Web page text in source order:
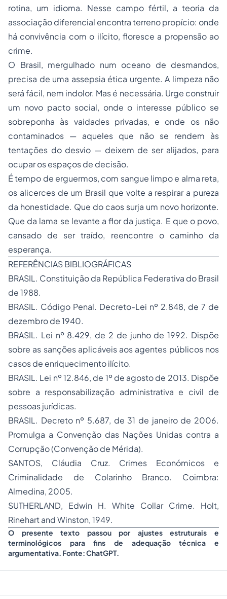
rotina, um idioma. Nesse campo fértil, a teoria da
associação diferencial encontra terreno propício: onde
há convivência com o ilícito, floresce a propensão ao
crime.
O Brasil, mergulhado num oceano de desmandos,
precisa de uma assepsia ética urgente. A limpeza não
será fácil, nem indolor. Mas é necessária. Urge construir
um novo pacto social, onde o interesse público se
sobreponha às vaidades privadas, e onde os não
contaminados — aqueles que não se rendem às
tentações do desvio — deixem de ser alijados, para
ocupar os espaços de decisão.
É tempo de erguermos, com sangue limpo e alma reta,
os alicerces de um Brasil que volte a respirar a pureza
da honestidade. Que do caos surja um novo horizonte.
Que da lama se levante a flor da justiça. E que o povo,
cansado de ser traído, reencontre o caminho da
esperança.
REFERÊNCIAS BIBLIOGRÁFICAS
BRASIL. Constituição da República Federativa do Brasil
de 1988.
BRASIL. Código Penal. Decreto-Lei nº 2.848, de 7 de
dezembro de 1940.
BRASIL. Lei nº 8.429, de 2 de junho de 1992. Dispõe
sobre as sanções aplicáveis aos agentes públicos nos
casos de enriquecimento ilícito.
BRASIL. Lei nº 12.846, de 1º de agosto de 2013. Dispõe
sobre a responsabilização administrativa e civil de
pessoas jurídicas.
BRASIL. Decreto nº 5.687, de 31 de janeiro de 2006.
Promulga a Convenção das Nações Unidas contra a
Corrupção (Convenção de Mérida).
SANTOS, Cláudia Cruz. Crimes Económicos e
Criminalidade de Colarinho Branco. Coimbra:
Almedina, 2005.
SUTHERLAND, Edwin H. White Collar Crime. Holt,
Rinehart and Winston, 1949.
O presente texto passou por ajustes estruturais e
terminológicos para fins de adequação técnica e
argumentativa. Fonte: ChatGPT.